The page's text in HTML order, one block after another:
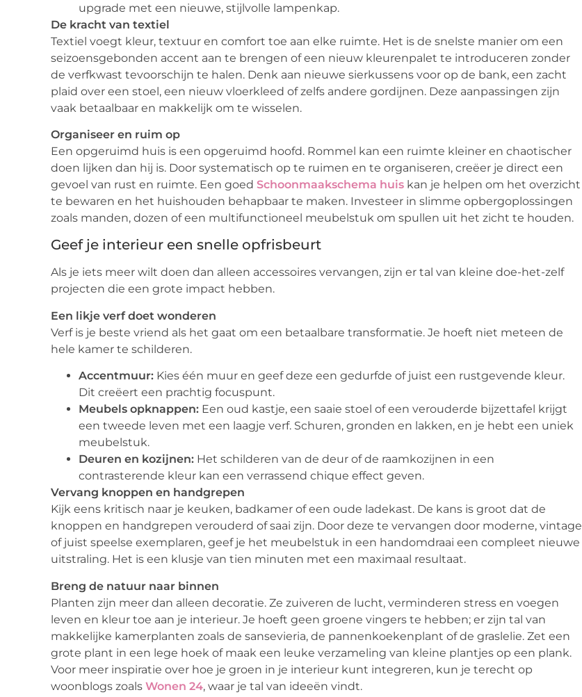
upgrade met een nieuwe, stijlvolle lampenkap.
De kracht van textiel
Textiel voegt kleur, textuur en comfort toe aan elke ruimte. Het is de snelste manier om een
seizoensgebonden accent aan te brengen of een nieuw kleurenpalet te introduceren zonder
de verfkwast tevoorschijn te halen. Denk aan nieuwe sierkussens voor op de bank, een zacht
plaid over een stoel, een nieuw vloerkleed of zelfs andere gordijnen. Deze aanpassingen zijn
vaak betaalbaar en makkelijk om te wisselen.
Organiseer en ruim op
Een opgeruimd huis is een opgeruimd hoofd. Rommel kan een ruimte kleiner en chaotischer
doen lijken dan hij is. Door systematisch op te ruimen en te organiseren, creëer je direct een
gevoel van rust en ruimte. Een goed Schoonmaakschema huis kan je helpen om het overzicht
te bewaren en het huishouden behapbaar te maken. Investeer in slimme opbergoplossingen
zoals manden, dozen of een multifunctioneel meubelstuk om spullen uit het zicht te houden.
Geef je interieur een snelle opfrisbeurt
Als je iets meer wilt doen dan alleen accessoires vervangen, zijn er tal van kleine doe-het-zelf
projecten die een grote impact hebben.
Een likje verf doet wonderen
Verf is je beste vriend als het gaat om een betaalbare transformatie. Je hoeft niet meteen de
hele kamer te schilderen.
Accentmuur: Kies één muur en geef deze een gedurfde of juist een rustgevende kleur.
Dit creëert een prachtig focuspunt.
Meubels opknappen: Een oud kastje, een saaie stoel of een verouderde bijzettafel krijgt
een tweede leven met een laagje verf. Schuren, gronden en lakken, en je hebt een uniek
meubelstuk.
Deuren en kozijnen: Het schilderen van de deur of de raamkozijnen in een
contrasterende kleur kan een verrassend chique effect geven.
Vervang knoppen en handgrepen
Kijk eens kritisch naar je keuken, badkamer of een oude ladekast. De kans is groot dat de
knoppen en handgrepen verouderd of saai zijn. Door deze te vervangen door moderne, vintage
of juist speelse exemplaren, geef je het meubelstuk in een handomdraai een compleet nieuwe
uitstraling. Het is een klusje van tien minuten met een maximaal resultaat.
Breng de natuur naar binnen
Planten zijn meer dan alleen decoratie. Ze zuiveren de lucht, verminderen stress en voegen
leven en kleur toe aan je interieur. Je hoeft geen groene vingers te hebben; er zijn tal van
makkelijke kamerplanten zoals de sansevieria, de pannenkoekenplant of de graslelie. Zet een
grote plant in een lege hoek of maak een leuke verzameling van kleine plantjes op een plank.
Voor meer inspiratie over hoe je groen in je interieur kunt integreren, kun je terecht op
woonblogs zoals Wonen 24, waar je tal van ideeën vindt.